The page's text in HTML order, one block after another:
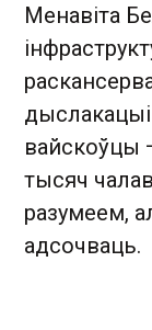
Менавіта
дыслакацыі
вайскоўцы
тысяч
разумеем,
адсочваць.